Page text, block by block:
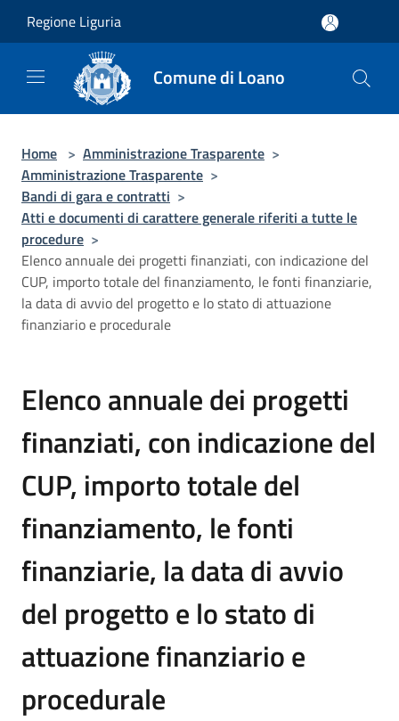
Regione Liguria
Comune di Loano
Home > Amministrazione Trasparente >
Amministrazione Trasparente >
Bandi di gara e contratti >
Atti e documenti di carattere generale riferiti a tutte le
procedure >
Elenco annuale dei progetti finanziati, con indicazione del
CUP, importo totale del finanziamento, le fonti finanziarie,
la data di avvio del progetto e lo stato di attuazione
finanziario e procedurale
Elenco annuale dei progetti
finanziati, con indicazione del
CUP, importo totale del
finanziamento, le fonti
finanziarie, la data di avvio
del progetto e lo stato di
attuazione finanziario e
procedurale